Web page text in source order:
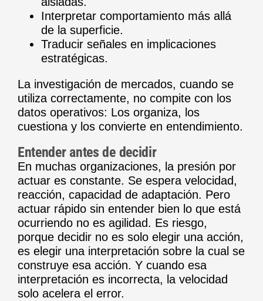
Interpretar comportamiento más allá
de la superficie.
Traducir señales en implicaciones
estratégicas.
La investigación de mercados, cuando se
utiliza correctamente, no compite con los
datos operativos: Los organiza, los
cuestiona y los convierte en entendimiento.
Entender antes de decidir
En muchas organizaciones, la presión por
actuar es constante. Se espera velocidad,
reacción, capacidad de adaptación. Pero
actuar rápido sin entender bien lo que está
ocurriendo no es agilidad. Es riesgo,
porque decidir no es solo elegir una acción,
es elegir una interpretación sobre la cual se
construye esa acción. Y cuando esa
interpretación es incorrecta, la velocidad
solo acelera el error.